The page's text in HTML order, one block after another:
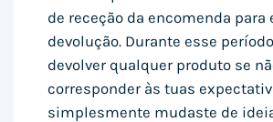
de receção da encomenda para
devolução. Durante esse
devolver qualquer produto se
corresponder às tuas
simplesmente mudaste de